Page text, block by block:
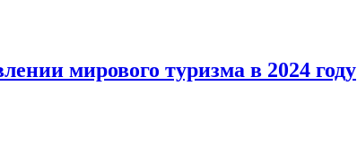
мирового туризма в 2024 году